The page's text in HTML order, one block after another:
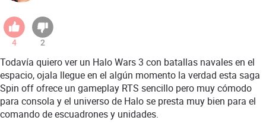
4 2
Todavía quiero ver un Halo Wars 3 con batallas navales en el
espacio, ojala llegue en el algún momento la verdad esta saga
Spin off ofrece un gameplay RTS sencillo pero muy cómodo
para consola y el universo de Halo se presta muy bien para el
comando de escuadrones y unidades.